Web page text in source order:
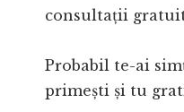
consultații
Probabil te-ai
primești și tu